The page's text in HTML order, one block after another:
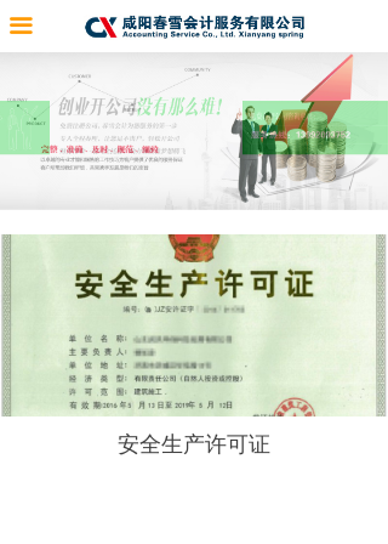
끀
安全生产许可证